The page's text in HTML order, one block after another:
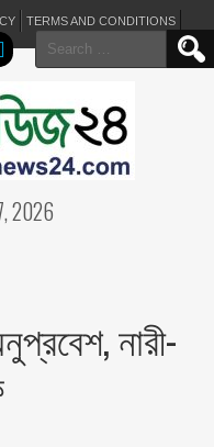
TERMS AND CONDITIONS
Search
for:
2026
নারী-